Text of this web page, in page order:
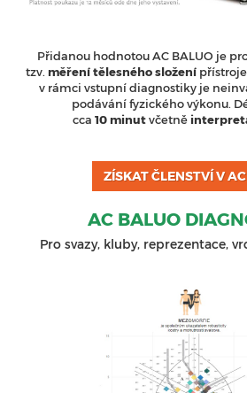
Přidanou hodnotou AC BALUO je
tzv. měřenítělesného složení
v rámci vstupní diagnostiky je
podávání fyzického výkonu.
cca 10 minutvčetně
ZÍSKAT ČLENSTVÍ V
AC BALUO
Pro svazy, kluby, reprezentace,